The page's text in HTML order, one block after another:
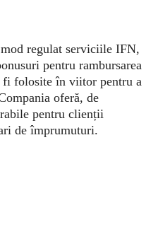
regulat serviciile IFN,
pentru rambursarea
folosite în viitor pentru a
oferă, de
pentru clienții
de împrumuturi.